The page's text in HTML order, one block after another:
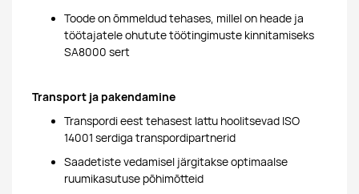
Toode on õmmeldud tehases, millel on heade ja
töötajatele ohutute töötingimuste kinnitamiseks
SA8000 sert
Transport ja pakendamine
Transpordi eest tehasest lattu hoolitsevad ISO
14001 serdiga transpordipartnerid
Saadetiste vedamisel järgitakse optimaalse
ruumikasutuse põhimõtteid